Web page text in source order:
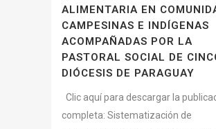
ALIMENTARIA EN
CAMPESINAS E INDÍGENAS
ACOMPAÑADAS POR LA
PASTORAL SOCIAL DE
DIÓCESIS DE PARAGUAY
Clic aquí para descargar la
completa: Sistematización de